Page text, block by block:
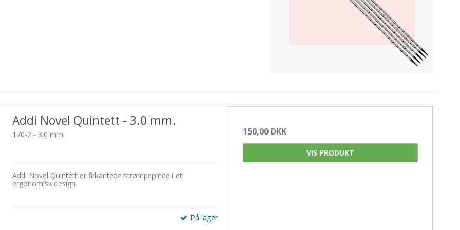
ChiaoGoo - Strømpepinde 15 cm. - SS Double Point
Gavekort
Addi Novel Quintett - 3.0 mm.
170-2 - 3.0 mm.
Addi Novel Quintett er firkantede strømpepinde i et
ergonomisk design.
På lager
150,00 DKK
VIS PRODUKT